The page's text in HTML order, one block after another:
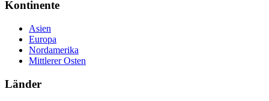
Kontinente
Asien
Europa
Nordamerika
Mittlerer Osten
Länder